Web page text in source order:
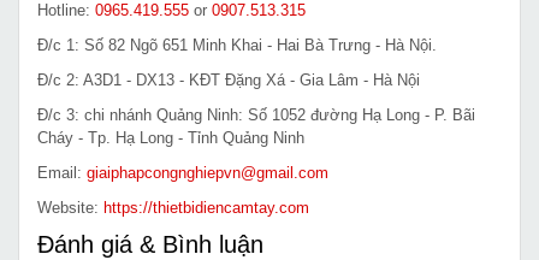
Hotline: 0965.419.555 or 0907.513.315
Đ/c 1: Số 82 Ngõ 651 Minh Khai - Hai Bà Trưng - Hà Nội.
Đ/c 2: A3D1 - DX13 - KĐT Đặng Xá - Gia Lâm - Hà Nội
Đ/c 3: chi nhánh Quảng Ninh: Số 1052 đường Hạ Long - P. Bãi
Cháy - Tp. Hạ Long - Tỉnh Quảng Ninh
Email: giaiphapcongnghiepvn@gmail.com
Website: https://thietbidiencamtay.com
Đánh giá & Bình luận